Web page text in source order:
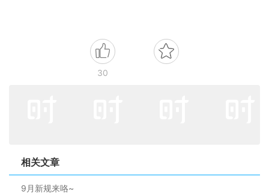
30
相关文章
9月新规来咯~